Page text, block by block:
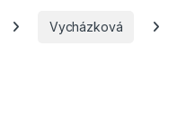
Vycházková